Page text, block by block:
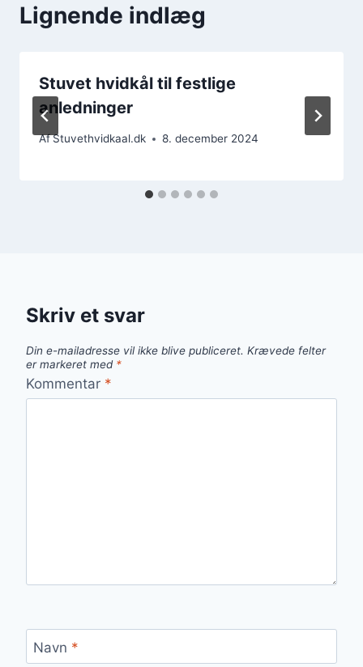
Lignende indlæg
Stuvet hvidkål til festlige
anledninger
AfStuvethvidkaal.dk 8. december 2024
Skriv et svar
Din e-mailadresse vil ikke blive publiceret. Krævede felter
er markeret med *
Kommentar *
Navn *